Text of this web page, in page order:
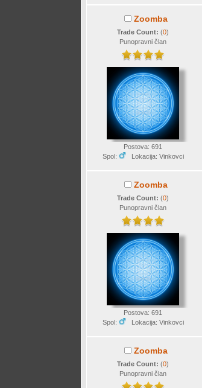
Zoomba
Trade Count:(0)
Punopravni član
Postova: 691
Spol:
Lokacija: Vinkovci
Zoomba
Trade Count:(0)
Punopravni član
Postova: 691
Spol:
Lokacija: Vinkovci
Zoomba
Trade Count:(0)
Punopravni član